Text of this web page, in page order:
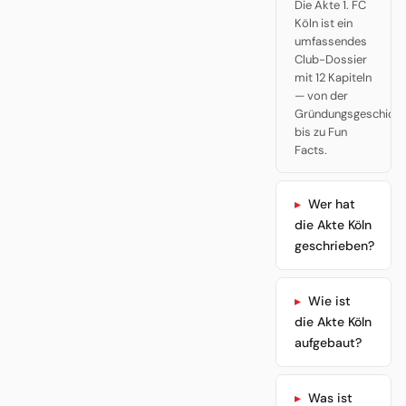
Die Akte 1. FC
Köln ist ein
umfassendes
Club-Dossier
mit 12 Kapiteln
— von der
bis zu Fun
Facts.
Wer hat
die Akte Köln
geschrieben?
Wie ist
die Akte Köln
aufgebaut?
Was ist